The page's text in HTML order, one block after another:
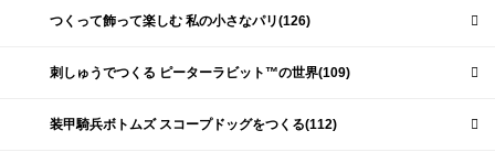
つくって飾って楽しむ 私の小さなパリ(126)
刺しゅうでつくる ピーターラビット™の世界(109)
装甲騎兵ボトムズ スコープドッグをつくる(112)